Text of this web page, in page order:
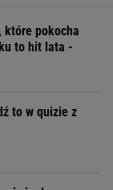
które pokocha
to hit lata -
to w quizie z